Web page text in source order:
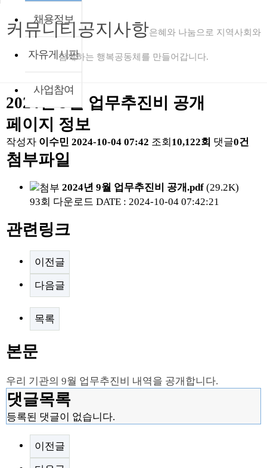
채용정보
자유게시판
사업참여
커뮤니티공지사항은혜와 나눔으로 지역사회와
함께하는 행복공동체를 만들어갑니다.
2024년 9월 업무추진비 공개
페이지 정보
작성자 이수민 2024-10-04 07:42 조회 10,122회 댓글0건
첨부파일
2024년 9월 업무추진비 공개.pdf (29.2K)
93회 다운로드 DATE : 2024-10-04 07:42:21
관련링크
이전글
다음글
목록
본문
우리 기관의 9월 업무추진비 내역을 공개합니다.
댓글목록
등록된 댓글이 없습니다.
이전글